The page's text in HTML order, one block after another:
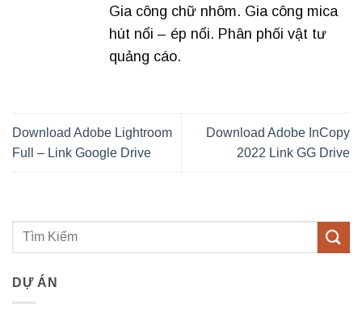
Gia công chữ nhôm. Gia công mica
hút nổi – ép nổi. Phân phối vật tư
quảng cáo.
Download Adobe Lightroom
Full – Link Google Drive
Download Adobe InCopy
2022 Link GG Drive
DỰ ÁN